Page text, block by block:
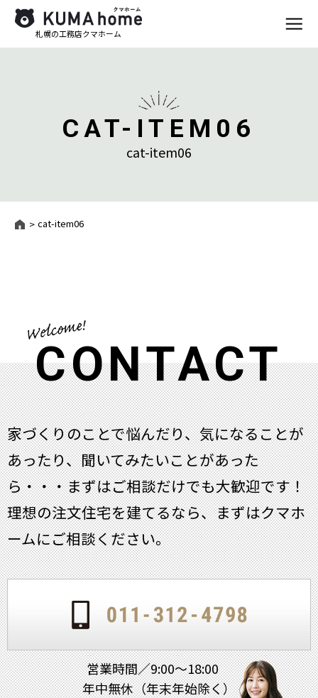
札幌の工務店クマホーム
CAT-ITEM06
cat-item06
cat-item06
CONTACT
家づくりのことで悩んだり、気になることが
あったり、聞いてみたいことがあった
ら・・・まずはご相談だけでも大歓迎です！
理想の注文住宅を建てるなら、まずはクマホ
ームにご相談ください。
営業時間／9:00～18:00
年中無休（年末年始除く）